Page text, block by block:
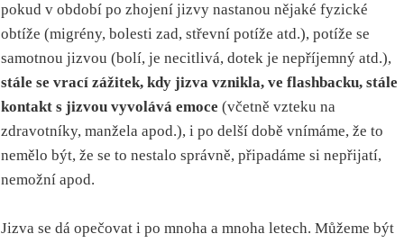
pokud v období po zhojení jizvy nastanou nějaké fyzické
obtíže (migrény, bolesti zad, střevní potíže atd.), potíže se
samotnou jizvou (bolí, je necitlivá, dotek je nepříjemný atd.),
stále se vrací zážitek, kdy jizva vznikla, ve flashbacku, stále
kontakt s jizvou vyvolává emoce (včetně vzteku na
zdravotníky, manžela apod.), i po delší době vnímáme, že to
nemělo být, že se to nestalo správně, připadáme si nepřijatí,
nemožní apod.
Jizva se dá opečovat i po mnoha a mnoha letech. Můžeme být